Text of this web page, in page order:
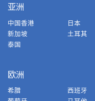
亚洲
中国香港
日本
新加坡
土耳其
泰国
欧洲
希腊
西班牙